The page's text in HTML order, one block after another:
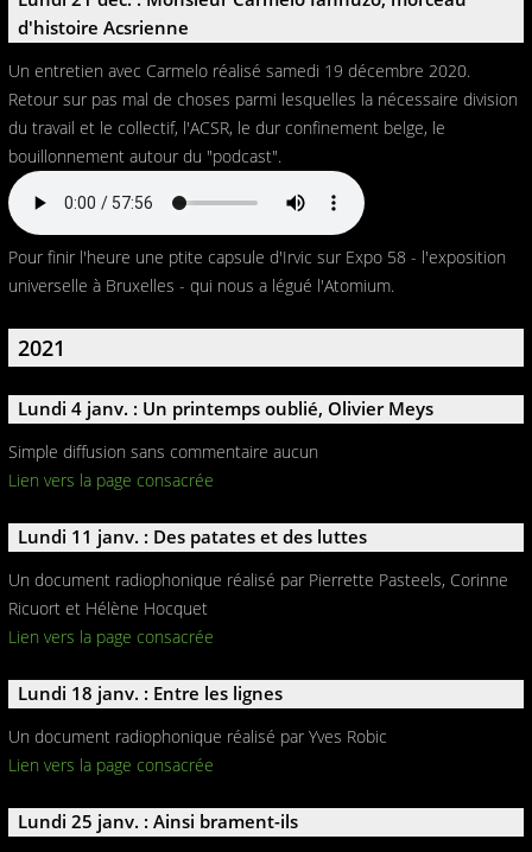
d'histoire Acsrienne
Un entretien avec Carmelo réalisé samedi 19 décembre 2020.
Retour sur pas mal de choses parmi lesquelles la nécessaire division
du travail et le collectif, l'ACSR, le dur confinement belge, le
bouillonnement autour du "podcast".
Pour finir l'heure une ptite capsule d'Irvic sur Expo 58 - l'exposition
universelle à Bruxelles - qui nous a légué l'Atomium.
2021
Lundi 4 janv. : Un printemps oublié, Olivier Meys
Simple diffusion sans commentaire aucun
Lien vers la page consacrée
Lundi 11 janv. : Des patates et des luttes
Un document radiophonique réalisé par Pierrette Pasteels, Corinne
Ricuort et Hélène Hocquet
Lien vers la page consacrée
Lundi 18 janv. : Entre les lignes
Un document radiophonique réalisé par Yves Robic
Lien vers la page consacrée
Lundi 25 janv. : Ainsi brament-ils